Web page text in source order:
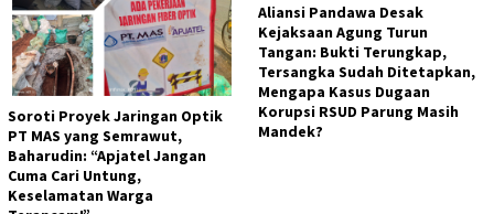
Soroti Proyek Jaringan Optik
PT MAS yang Semrawut,
Baharudin: “Apjatel Jangan
Cuma Cari Untung,
Keselamatan Warga
Aliansi Pandawa Desak
Kejaksaan Agung Turun
Tangan: Bukti Terungkap,
Tersangka Sudah Ditetapkan,
Mengapa Kasus Dugaan
Korupsi RSUD Parung Masih
Mandek?